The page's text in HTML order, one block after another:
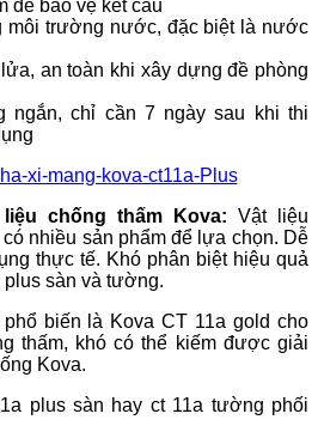
để bảo vệ kết cấu
môi trường nước, đặc biệt là nước
an toàn khi xây dựng đề phòng
ngắn, chỉ cần 7 ngày sau khi thi
chống thấm Kova: Vật liệu
nhiều sản phẩm để lựa chọn. Dễ
thực tế. Khó phân biệt hiệu quả
plus sàn và tường.
biến là Kova CT 11a gold cho
thấm, khó có thể kiếm được giải
Kova.
plus sàn hay ct 11a tường phối